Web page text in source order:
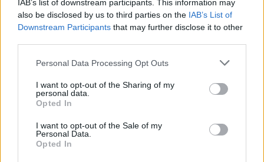
IAB’s list of downstream participants. This information may
also be disclosed by us to third parties on the IAB’s List of
Downstream Participants that may further disclose it to other
Please note that this website/app uses one or more Google
not limited to your visit or usage behaviour. You may click to
grant or deny consent to Google and its third-party tags to
use your data for below specified purposes in below Google
consent section.
Personal Data Processing Opt Outs
I want to opt-out of the Sharing of my
personal data.
Opted In
I want to opt-out of the Sale of my
Personal Data.
Opted In
στο Royal Lodge
της οικογένειάς του τα τελευταία 20 χρόνια.
Σύμφωνα με το Tatler, μετακόμισε από το
Sunninghill Park μαζί με τις κόρες του,
Πριγκίπισσα Βεατρίκη και Πριγκίπισσα Ευγενία,
ενώ η Σάρα Φέργκιουσον μετακόμισε το 2008.
Σήμερα, η κατοικία διαθέτει 30 δωμάτια, έξι